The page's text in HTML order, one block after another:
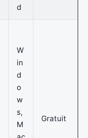
d
W
in
d
o
w
s,
M
Gratuit